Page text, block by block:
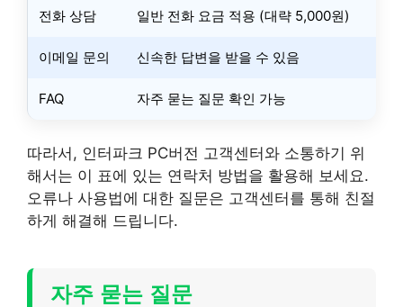
전화 상담 일반 전화 요금 적용 (대략 5,000원)
이메일 문의 신속한 답변을 받을 수 있음
FAQ 자주 묻는 질문 확인 가능
따라서, 인터파크 PC버전 고객센터와 소통하기 위
해서는 이 표에 있는 연락처 방법을 활용해 보세요.
오류나 사용법에 대한 질문은 고객센터를 통해 친절
하게 해결해 드립니다.
자주 묻는 질문